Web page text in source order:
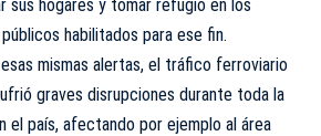
sus hogares y tomar refugio en los
habilitados para ese fin.
mismas alertas, el tráfico ferroviario
graves disrupciones durante toda la
el país, afectando por ejemplo al área